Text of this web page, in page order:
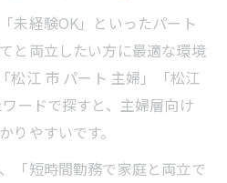
未経験OK」といったパート
と両立したい方に最適な環境
松江 市 パート 主婦」「松江
ードで探すと、主婦層向け
りやすいです。
「短時間勤務で家庭と両立で